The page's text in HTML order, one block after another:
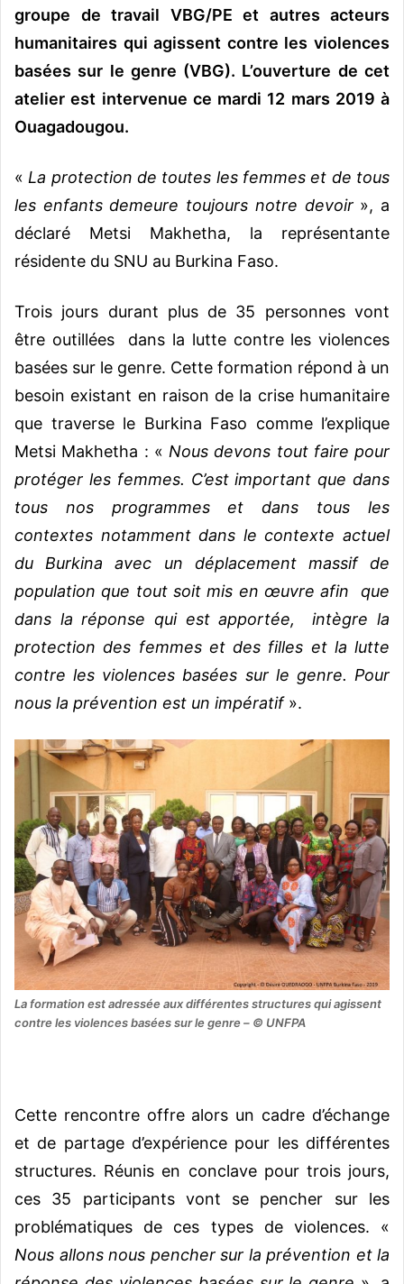
groupe de travail VBG/PE et autres acteurs
humanitaires qui agissent contre les violences
basées sur le genre (VBG). L’ouverture de cet
atelier est intervenue ce mardi 12 mars 2019 à
Ouagadougou.
«La protection de toutes les femmes et de tous
les enfants demeure toujours notre devoir », a
déclaré Metsi Makhetha, la représentante
résidente du SNU au Burkina Faso.
Trois jours durant plus de 35 personnes vont
être outillées dans la lutte contre les violences
basées sur le genre. Cette formation répond à un
besoin existant en raison de la crise humanitaire
que traverse le Burkina Faso comme l’explique
Metsi Makhetha : « Nous devons tout faire pour
protéger les femmes. C’est important que dans
tous nos programmes et dans tous les
contextes notamment dans le contexte actuel
du Burkina avec un déplacement massif de
population que tout soit mis en œuvre afin que
dans la réponse qui est apportée, intègre la
protection des femmes et des filles et la lutte
contre les violences basées sur le genre. Pour
nous la prévention est un impératif ».
La formation est adressée aux différentes structures qui agissent
contre les violences basées sur le genre – © UNFPA
Cette rencontre offre alors un cadre d’échange
et de partage d’expérience pour les différentes
structures. Réunis en conclave pour trois jours,
ces 35 participants vont se pencher sur les
problématiques de ces types de violences. «
Nous allons nous pencher sur la prévention et la